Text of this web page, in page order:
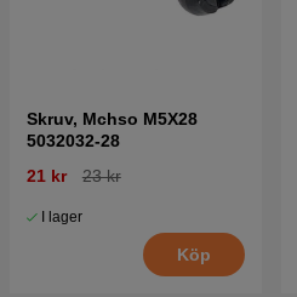
Skruv, Mchso M5X28
5032032-28
21 kr
23 kr
I lager
Köp